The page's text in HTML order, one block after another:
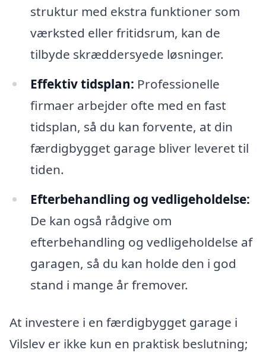
struktur med ekstra funktioner som
værksted eller fritidsrum, kan de
tilbyde skræddersyede løsninger.
Effektiv tidsplan: Professionelle
firmaer arbejder ofte med en fast
tidsplan, så du kan forvente, at din
færdigbygget garage bliver leveret til
tiden.
Efterbehandling og vedligeholdelse:
De kan også rådgive om
efterbehandling og vedligeholdelse af
garagen, så du kan holde den i god
stand i mange år fremover.
At investere i en færdigbygget garage i
Vilslev er ikke kun en praktisk beslutning;